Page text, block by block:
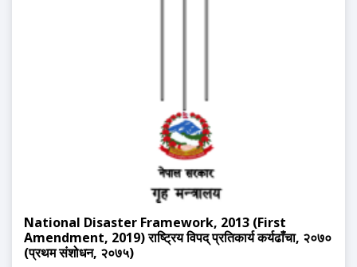
National Disaster Framework, 2013 (First
Amendment, 2019) राष्ट्रिय विपद् प्रतिकार्य कर्यढाँचा, २०७०
(प्रथम संशोधन, २०७५)